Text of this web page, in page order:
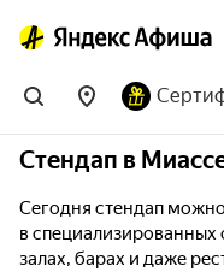
Стендап в
Сегодня стендап
в специализированных
залах, барах и даже